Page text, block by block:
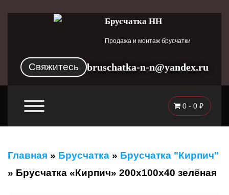
Брусчатка НН
Продажа и монтаж брусчатки
Свяжитесь bruschatka-n-n@yandex.ru
0 - 0 ₽
Главная » Брусчатка » Брусчатка "Кирпич"
» Брусчатка «Кирпич» 200x100x40 зелёная